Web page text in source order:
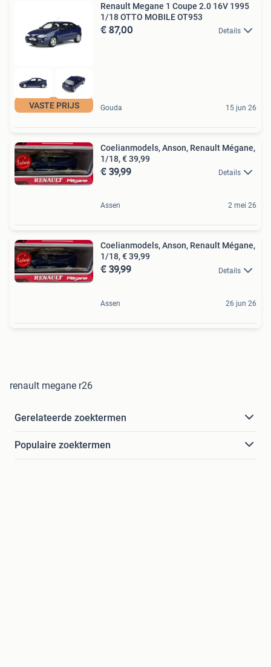
VASTE PRIJS
Renault Megane 1 Coupe 2.0 16V 1995
1/18 OTTO MOBILE OT953
€ 87,00 Details
Gouda 15 jun 26
Coelianmodels, Anson, Renault Mégane,
1/18, € 39,99
€ 39,99 Details
Assen 2 mei 26
Coelianmodels, Anson, Renault Mégane,
1/18, € 39,99
€ 39,99 Details
Assen 26 jun 26
renault megane r26
Gerelateerde zoektermen
Populaire zoektermen